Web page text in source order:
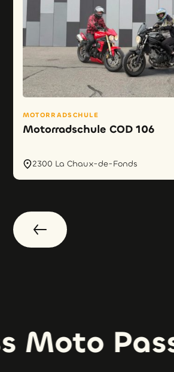
MOTORRADSCHULE
Motorradschule COD 106
2300 La Chaux-de-Fonds
Moto Pass